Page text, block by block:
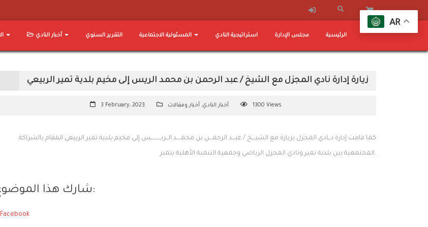
الالعاب أخبار النادي التقرير السنوي المسئولية الاجتماعية استراتيجية النادي مجلس الإدارة الرئيسية
زيارة إدارة نادي المجزل مع الشيخ / عبد الرحمن بن محمد الريس إلى مخيم بلدية تمير الربيعي
3 February، 2023 أخبار النادي, أخبار ومقالات 1300 Views
كما قامت إدارة نـــادي المجزل بزيارة مع الشيـــخ / عبـــد الرحمـــن بن محمــــد الــريــــــــــس إلى مخيم بلدية تمير الربيعي المقام بالشراكة
المجتمعية بين بلدية تمير ونادي المجزل الرياضي وجمعية التنمية الأهلية بتمير.
شارك هذا الموضوع:
Facebook
AR